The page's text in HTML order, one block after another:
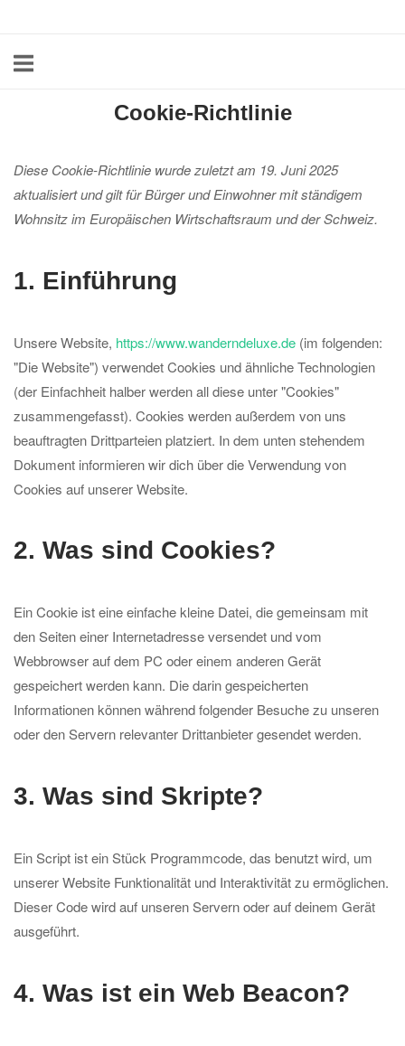
content
Cookie-Richtlinie
Diese Cookie-Richtlinie wurde zuletzt am 19. Juni 2025
aktualisiert und gilt für Bürger und Einwohner mit ständigem
Wohnsitz im Europäischen Wirtschaftsraum und der Schweiz.
1. Einführung
Unsere Website, https://www.wanderndeluxe.de (im folgenden:
"Die Website") verwendet Cookies und ähnliche Technologien
(der Einfachheit halber werden all diese unter "Cookies"
zusammengefasst). Cookies werden außerdem von uns
beauftragten Drittparteien platziert. In dem unten stehendem
Dokument informieren wir dich über die Verwendung von
Cookies auf unserer Website.
2. Was sind Cookies?
Ein Cookie ist eine einfache kleine Datei, die gemeinsam mit
den Seiten einer Internetadresse versendet und vom
Webbrowser auf dem PC oder einem anderen Gerät
gespeichert werden kann. Die darin gespeicherten
Informationen können während folgender Besuche zu unseren
oder den Servern relevanter Drittanbieter gesendet werden.
3. Was sind Skripte?
Ein Script ist ein Stück Programmcode, das benutzt wird, um
unserer Website Funktionalität und Interaktivität zu ermöglichen.
Dieser Code wird auf unseren Servern oder auf deinem Gerät
ausgeführt.
4. Was ist ein Web Beacon?